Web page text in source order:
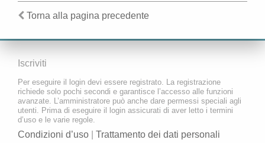
Torna alla pagina precedente
Iscriviti
Per eseguire il login devi essere registrato. La registrazione
richiede solo pochi secondi e garantisce l’accesso alle funzioni
avanzate. L’amministratore può anche dare permessi speciali agli
utenti. Prima di eseguire il login assicurati di aver letto i termini
d’uso e le varie regole.
Condizioni d’uso Trattamento dei dati personali